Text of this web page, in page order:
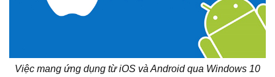
Việc mang ứng dụng từ iOS và Android qua Windows 10